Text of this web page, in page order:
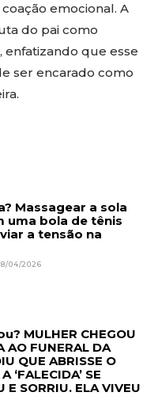
emocional. A
do pai como
que esse
ser encarado como
Massagear a sola
uma bola de tênis
a tensão na
04/2026
MULHER CHEGOU
AO FUNERAL DA
QUE ABRISSE O
‘FALECIDA’ SE
E SORRIU. ELA VIVEU